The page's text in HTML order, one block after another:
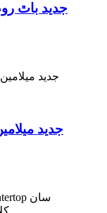
جديد باٿ
جديد